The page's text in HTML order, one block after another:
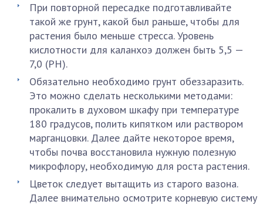
При повторной пересадке подготавливайте
такой же грунт, какой был раньше, чтобы для
растения было меньше стресса. Уровень
кислотности для каланхоэ должен быть 5,5 —
7,0 (РН).
Обязательно необходимо грунт обеззаразить.
Это можно сделать несколькими методами:
прокалить в духовом шкафу при температуре
180 градусов, полить кипятком или раствором
марганцовки. Далее дайте некоторое время,
чтобы почва восстановила нужную полезную
микрофлору, необходимую для роста растения.
Цветок следует вытащить из старого вазона.
Далее внимательно осмотрите корневую систему